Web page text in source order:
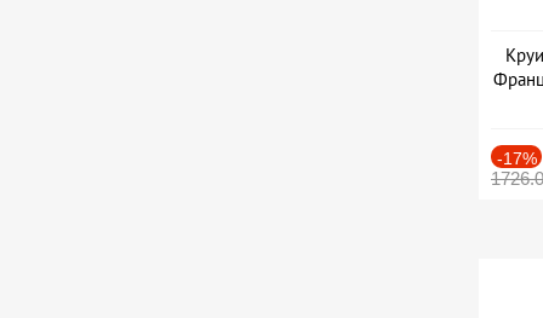
-17%